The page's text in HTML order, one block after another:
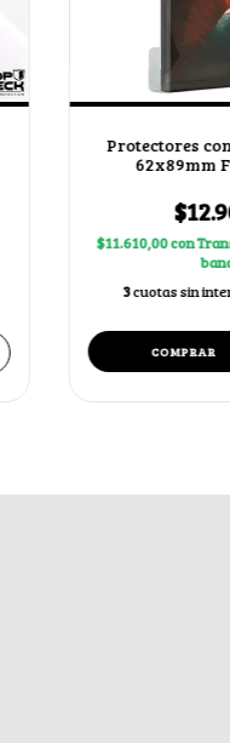
Protectores
62x89mm
$11.610,00con
3cuotas sin